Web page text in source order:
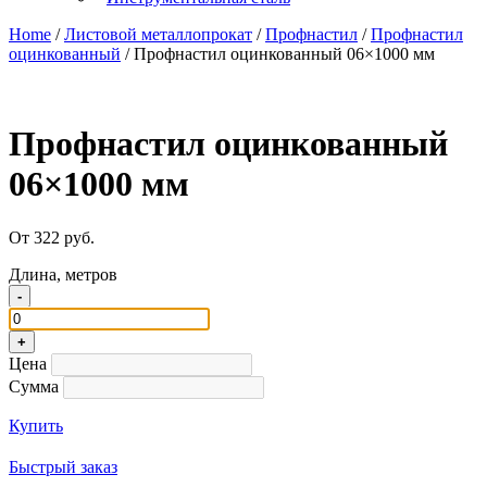
Home /Листовой металлопрокат /Профнастил /Профнастил
оцинкованный / Профнастил оцинкованный 06×1000 мм
Профнастил оцинкованный
06×1000 мм
От 322 руб.
Длина, метров
-
+
Цена
Сумма
Купить
Быстрый заказ